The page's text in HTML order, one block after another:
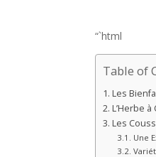
“`html
Table of
Les
L’Herbe
Les
Une